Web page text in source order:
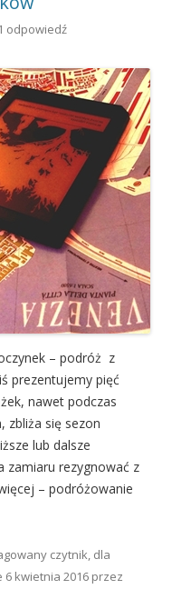
1 odpowiedź
– podróż z
prezentujemy pięć
nawet podczas
zbliża się sezon
lub dalsze
zamiaru rezygnować z
– podróżowanie
czytnik, dla
6 kwietnia 2016 przez